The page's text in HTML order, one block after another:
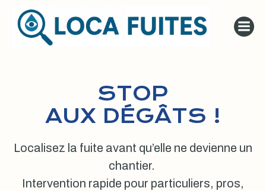
au
contenu
STOP
AUX DÉGÂTS !
Localisez la fuite avant qu’elle ne devienne un
chantier.
Intervention rapide pour particuliers, pros,